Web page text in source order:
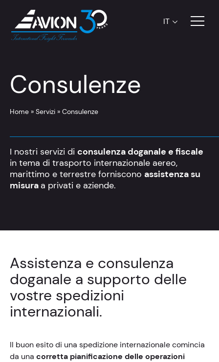
IT
Consulenze
Home » Servizi » Consulenze
I nostri servizi di consulenza doganale e fiscale
in tema di trasporto internazionale aereo,
marittimo e terrestre forniscono assistenza su
misura a privati e aziende.
Assistenza e consulenza
doganale a supporto delle
vostre spedizioni
internazionali.
Il buon esito di una spedizione internazionale comincia
da una corretta pianificazione delle operazioni